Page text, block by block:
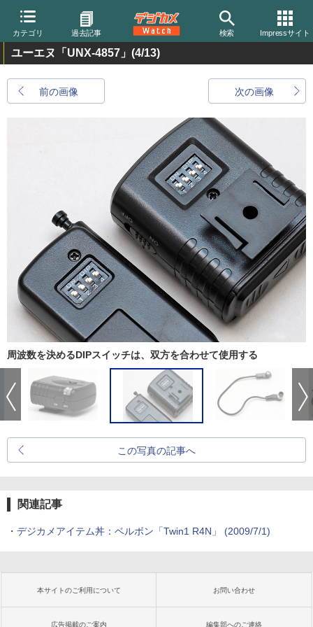
カテゴリ 過去記事 検索 Impressサイト
ユーエヌ「UNX-4857」 (4/13)
前の画像 次の画像
周波数を決めるDIPスイッチは、双方を合わせて使用する
この写真の記事へ
関連記事
・ デジカメアイテム丼：ベルボン「Twin1 R4N」 (2009/7/1)
本サイトのご利用について お問い合わせ
広告掲載のご案内 編集部へのご連絡